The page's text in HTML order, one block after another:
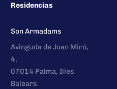
Residencias
Son Armadams
Avinguda de Joan Miró,
4,
07014 Palma, Illes
Balears